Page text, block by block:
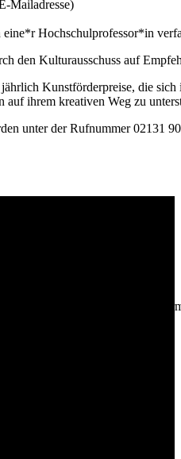
Mailadresse)
eine*r Hochschulprofessor*in
den Kulturausschuss auf
Kunstförderpreise, die
ihrem kreativen Weg zu
unter der Rufnummer 02131
Programm oder zu den